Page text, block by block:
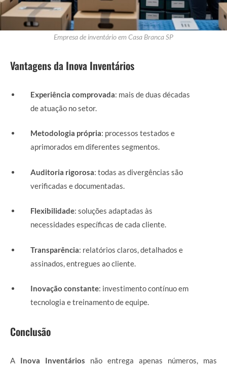
Empresa de inventário em Casa Branca SP
Vantagens da Inova Inventários
Experiência comprovada: mais de duas décadas
de atuação no setor.
Metodologia própria: processos testados e
aprimorados em diferentes segmentos.
Auditoria rigorosa: todas as divergências são
verificadas e documentadas.
Flexibilidade: soluções adaptadas às
necessidades específicas de cada cliente.
Transparência: relatórios claros, detalhados e
assinados, entregues ao cliente.
Inovação constante: investimento contínuo em
tecnologia e treinamento de equipe.
Conclusão
A Inova Inventários não entrega apenas números, mas